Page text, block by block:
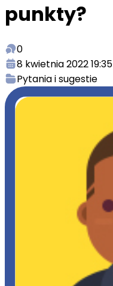
punkty?
0
8 kwietnia 2022 19:35
Pytania i sugestie